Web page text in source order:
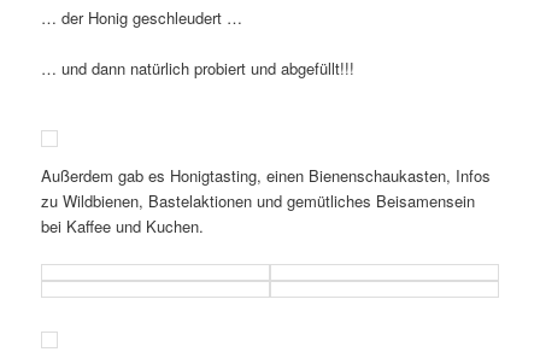
… der Honig geschleudert …
… und dann natürlich probiert und abgefüllt!!!
Außerdem gab es Honigtasting, einen Bienenschaukasten, Infos
zu Wildbienen, Bastelaktionen und gemütliches Beisamensein
bei Kaffee und Kuchen.